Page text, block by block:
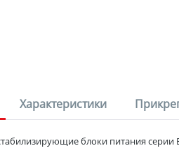
Характеристики
блоки питания серии